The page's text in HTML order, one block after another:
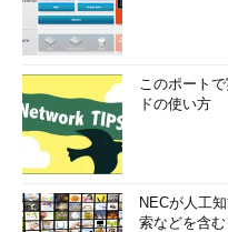
このポート
ドの使い方
NECが人工
索などを含